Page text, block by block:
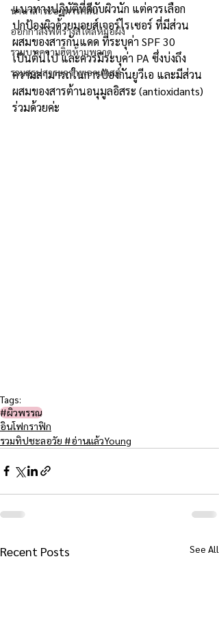
นานาสาระอาหารคลีน
ออกกำลังฟิตร่างสไตล์หมอผิง
รวมบทความฮิตห้ามพลาด
รวมสรุปสาระจากพอดแคสต์
แนวทางปฏิบัติที่ดีกับผิวนัก แต่ควรเลือก
ปกป้องผิวด้วยมอยส์เจอร์ไรเซอร์ ที่มีส่วน
ผสมของสารกันแดด ที่ระบุค่า SPF 30
เป็นต้นไป และควรมีระบุค่า PA ซึ่งบ่งถึง
ความสามารถในการป้องกันยูวีเอ และมีส่วน
ผสมของสารต้านอนุมูลอิสระ (antioxidants)
ร่วมด้วยค่ะ
Tags:
#ผิวพรรณ
อินโฟกราฟิก
รวมทิปชะลอวัย #อ่านแล้วYoung
Recent Posts See All